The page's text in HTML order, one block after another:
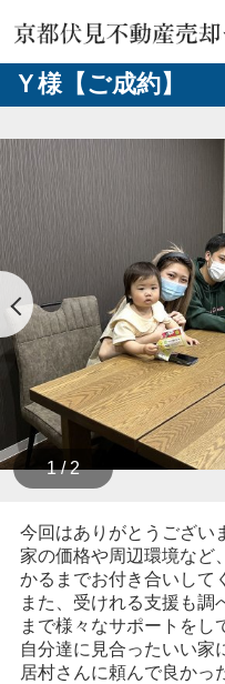
Ｙ様【ご成約】
1 / 2
今回はありがとうござい
家の価格や周辺環境など
かるまでお付き合いして
また、受けれる支援も調
まで様々なサポートをし
自分達に見合ったいい家
居村さんに頼んで良かっ